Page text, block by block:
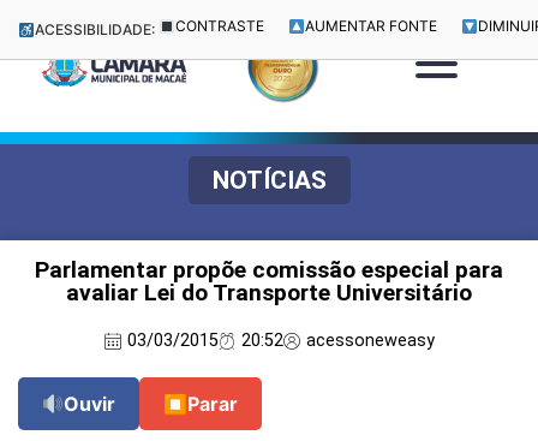
ACESSIBILIDADE: CONTRASTE AUMENTAR FONTE
NOTÍCIAS
Parlamentar propõe comissão especial para
avaliar Lei do Transporte Universitário
03/03/2015 20:52 acessoneweasy
Ouvir ⏹ Parar